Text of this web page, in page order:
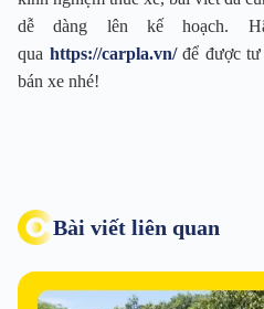
dễ dàng lên kế hoạch.
qua https://carpla.vn/để được tư
bán xe nhé!
Bài viết liên quan